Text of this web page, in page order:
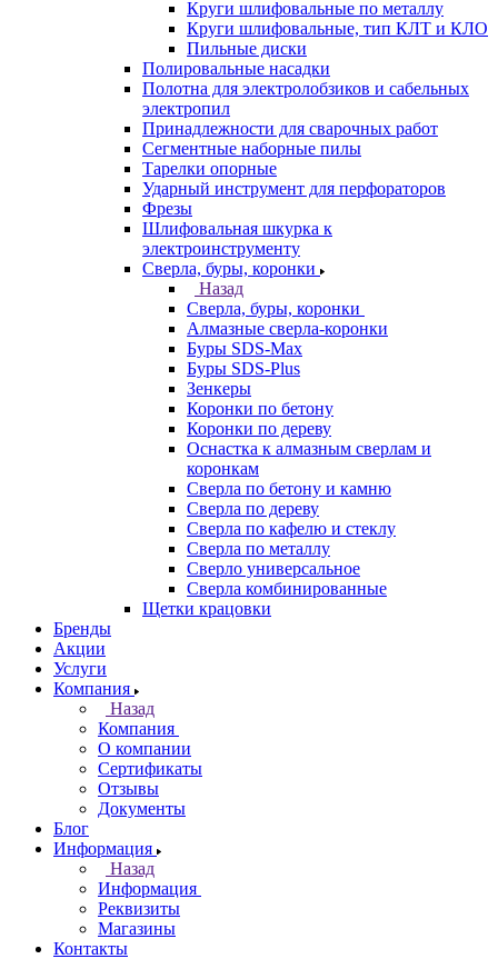
Круги шлифовальные по металлу
Круги шлифовальные, тип КЛТ и КЛО
Пильные диски
Полировальные насадки
Полотна для электролобзиков и сабельных
электропил
Принадлежности для сварочных работ
Сегментные наборные пилы
Тарелки опорные
Ударный инструмент для перфораторов
Фрезы
Шлифовальная шкурка к
электроинструменту
Сверла, буры, коронки
Назад
Сверла, буры, коронки
Алмазные сверла-коронки
Буры SDS-Max
Буры SDS-Plus
Зенкеры
Коронки по бетону
Коронки по дереву
Оснастка к алмазным сверлам и
коронкам
Сверла по бетону и камню
Сверла по дереву
Сверла по кафелю и стеклу
Сверла по металлу
Сверло универсальное
Сверла комбинированные
Щетки крацовки
Бренды
Акции
Услуги
Компания
Назад
Компания
О компании
Сертификаты
Отзывы
Документы
Блог
Информация
Назад
Информация
Реквизиты
Магазины
Контакты